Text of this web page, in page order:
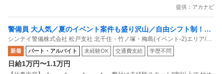
提供：アカナビ
警備員 大人気／夏のイベント案件も盛り沢山／自由シフト制！週
払いもOK／毎週水曜日がお給料日最短翌日面接OK！応募後に届
くURLから面接日時を選んでね交通費全額支給なので遠方の方も
問題なし！未経験歓迎 ／ 警備スタッフ
シンテイ警備株式会社 松戸支社 北千住・竹ノ塚・梅島(イベント-2)エリア/A3
203200113
新着 パート・アルバイト 未経験OK 交通費支給 学歴不問
日給1万円〜1.1万円